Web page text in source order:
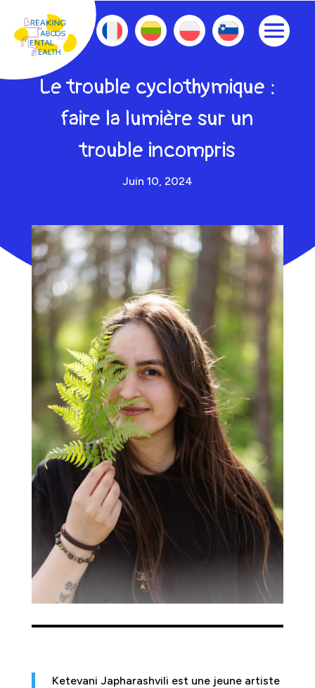
Le trouble cyclothymique :
faire la lumière sur un
trouble incompris
Juin 10, 2024
Ketevani Japharashvili est une jeune artiste